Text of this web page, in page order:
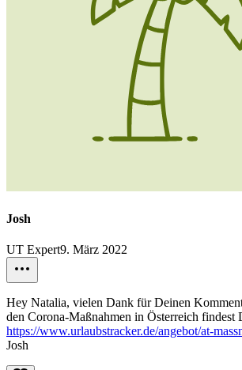
Josh
UT Expert9. März 2022
Hey Natalia, vielen Dank für Deinen
den Corona-Maßnahmen in Österreich findest
https://www.urlaubstracker.de/angebot/at-
Josh